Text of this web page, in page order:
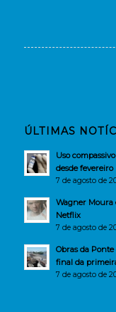
ÚLTIMAS
Uso
desde fevereiro
7 de agosto de
Wagner Moura
Netflix
7 de agosto de
Obras da
final da
7 de agosto de